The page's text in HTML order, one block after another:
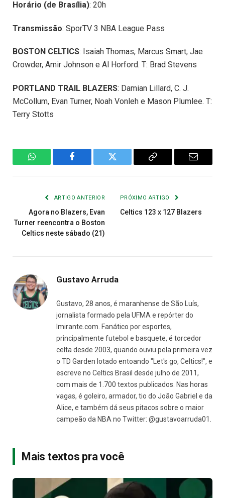
Horário (de Brasília): 20h
Transmissão: SporTV 3 NBA League Pass
BOSTON CELTICS: Isaiah Thomas, Marcus Smart, Jae
Crowder, Amir Johnson e Al Horford. T: Brad Stevens
PORTLAND TRAIL BLAZERS: Damian Lillard, C. J.
McCollum, Evan Turner, Noah Vonleh e Mason Plumlee. T:
Terry Stotts
WhatsAppFacebook Twitter
Copiar
E-
ARTIGO ANTERIOR
Agora no Blazers, Evan
Turner reencontra o Boston
Celtics neste sábado (21)
PRÓXIMO ARTIGO
Celtics 123 x 127 Blazers
Gustavo Arruda
Gustavo, 28 anos, é maranhense de São Luís,
jornalista formado pela UFMA e repórter do
Imirante.com. Fanático por esportes,
principalmente futebol e basquete, é torcedor
celta desde 2003, quando ouviu pela primeira vez
o TD Garden lotado entoando "Let's go, Celtics!", e
escreve no Celtics Brasil desde julho de 2011,
com mais de 1.700 textos publicados. Nas horas
vagas, é goleiro, armador, tio do João Gabriel e da
Alice, e também dá seus pitacos sobre o maior
campeão da NBA no Twitter: @gustavoarruda01.
Mais textos pra você